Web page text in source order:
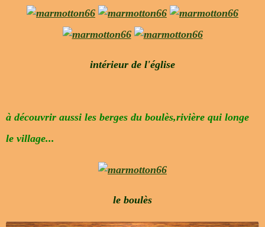
intérieur de l'église
à découvrir aussi les berges du boulès,rivière qui longe
le village...
le boulès